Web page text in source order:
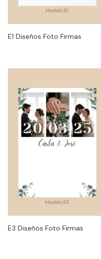
E1 Diseños Foto Firmas
E3 Diseños Foto Firmas